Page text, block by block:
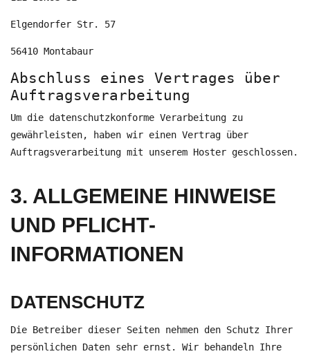
Elgendorfer Str. 57
56410 Montabaur
Abschluss eines Vertrages über
Auftragsverarbeitung
Um die datenschutzkonforme Verarbeitung zu
gewährleisten, haben wir einen Vertrag über
Auftragsverarbeitung mit unserem Hoster geschlossen.
3. ALLGEMEINE HINWEISE
UND PFLICHT­
INFORMATIONEN
DATENSCHUTZ
Die Betreiber dieser Seiten nehmen den Schutz Ihrer
persönlichen Daten sehr ernst. Wir behandeln Ihre